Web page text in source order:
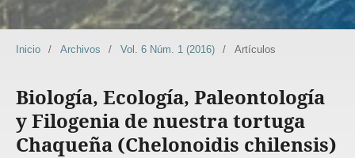
Inicio / Archivos / Vol. 6 Núm. 1 (2016) / Artículos
Biología, Ecología, Paleontología
y Filogenia de nuestra tortuga
Chaqueña (Chelonoidis chilensis)